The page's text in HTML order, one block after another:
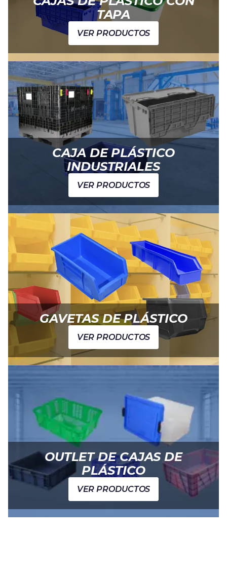
TAPA
VER PRODUCTOS
CAJA DE PLÁSTICO
INDUSTRIALES
VER PRODUCTOS
GAVETAS DE PLÁSTICO
VER PRODUCTOS
OUTLET DE CAJAS DE
PLÁSTICO
VER PRODUCTOS